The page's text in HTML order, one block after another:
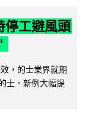
停工避風頭
，的士業界就期
士。新例大幅提